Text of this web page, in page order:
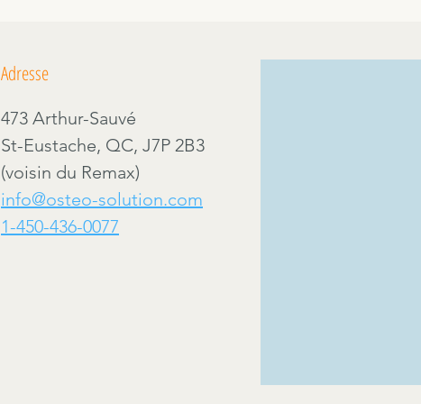
Adresse
473 Arthur-Sauvé
St-Eustache, QC, J7P 2B3
(voisin du Remax)
info@osteo-solution.com
1-450-436-0077